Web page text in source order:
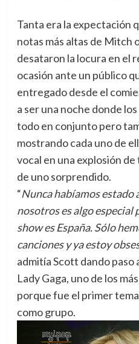
Tanta era la expectación
notas más altas de Mitch
desataron la locura en el
ocasión ante un público
entregado desde el
a ser una noche donde
todo en conjunto pero
mostrando cada uno de
vocal en una explosión
de uno sorprendido.
“Nunca habíamos estado
nosotros es algo
show es España. Sólo
canciones y ya estoy
admitía Scott dando paso
Lady Gaga, uno de los
porque fue el primer
como grupo.